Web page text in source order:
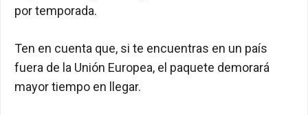
por temporada.
Ten en cuenta que, si te encuentras en un país
fuera de la Unión Europea, el paquete demorará
mayor tiempo en llegar.